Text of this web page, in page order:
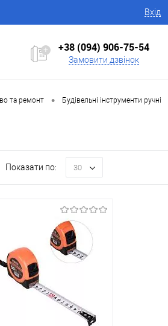
Вхід
+38 (094) 906-75-54
Замовити дзвінок
та ремонт • Будівельні інструменти ручні
Показати по: 30